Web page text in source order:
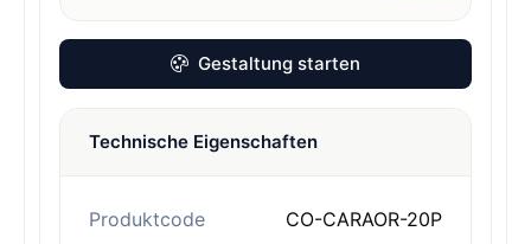
Gestaltung starten
Technische Eigenschaften
Produktcode CO-CARAOR-20P